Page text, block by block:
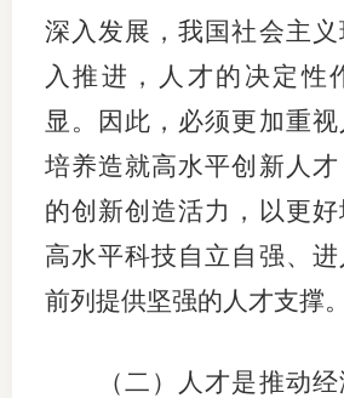
深入发展，我国社会主
入推进，人才的决定性
显。因此，必须更加重
培养造就高水平创新人
的创新创造活力，以更
高水平科技自立自强、
前列提供坚强的人才支撑。
（二）人才是推动经